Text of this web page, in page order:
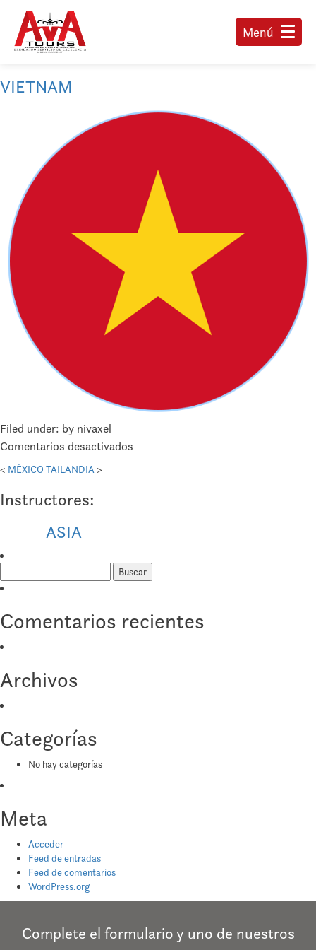
Menú
VIETNAM
Filed under: by nivaxel
Comentarios desactivados
< MÉXICO TAILANDIA >
Instructores:
ASIA
Comentarios recientes
Archivos
Categorías
No hay categorías
Meta
Acceder
Feed de entradas
Feed de comentarios
WordPress.org
Complete el formulario y uno de nuestros